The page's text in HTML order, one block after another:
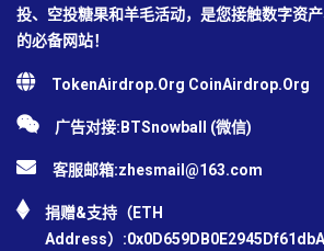
投、空投糖果和羊毛活动，是您接触数字资
的必备网站！
TokenAirdrop.Org CoinAirdrop.Org
广告对接:BTSnowball (微信)
客服邮箱:zhesmail@163.com
捐赠&支持（ETH
Address）